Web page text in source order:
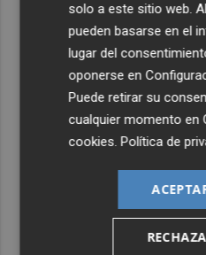
Lorquí.Con 675 €/
cerca del anterior,
una subida anual del
Jumilla.Empatada
€/m2, el coste ha
Caravaca de la
esta lista el precio
solo a este sitio web.
pueden basarse en el
lugar del
oponerse en
Puede retirar su
cualquier momento en
cookies.Política de